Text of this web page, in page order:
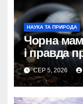
НАУКА ТА ПРИРОДА
Чорна
і правда
змію
СЕР 5, 2026